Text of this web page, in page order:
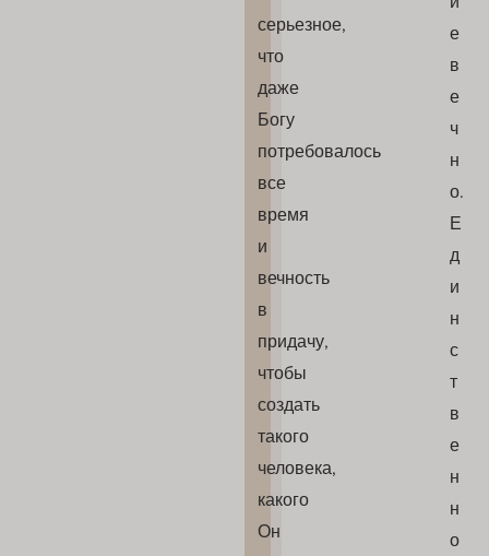
серьезное,
что
даже
Богу
потребовалось
все
время
и
вечность
в
придачу,
чтобы
создать
такого
человека,
какого
Он
е
в
е
ч
н
о.
Е
д
и
н
с
т
в
е
н
н
о